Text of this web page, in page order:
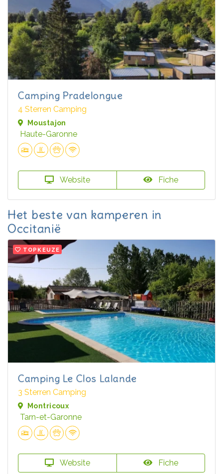
Camping Pradelongue
4 Sterren Camping
Moustajon
Haute-Garonne
Website Fiche
Het beste van kamperen in
Occitanië
TOPKEUZE
Camping Le Clos Lalande
3 Sterren Camping
Montricoux
Tarn-et-Garonne
Website Fiche